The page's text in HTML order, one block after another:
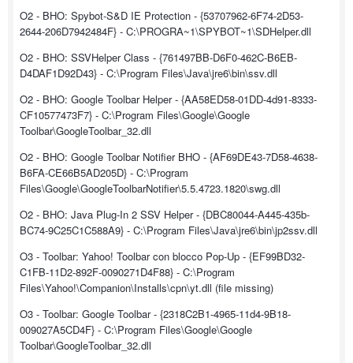
O2 - BHO: Spybot-S&D IE Protection - {53707962-6F74-2D53-
2644-206D7942484F} - C:\PROGRA~1\SPYBOT~1\SDHelper.dll
O2 - BHO: SSVHelper Class - {761497BB-D6F0-462C-B6EB-
D4DAF1D92D43} - C:\Program Files\Java\jre6\bin\ssv.dll
O2 - BHO: Google Toolbar Helper - {AA58ED58-01DD-4d91-8333-
CF10577473F7} - C:\Program Files\Google\Google
Toolbar\GoogleToolbar_32.dll
O2 - BHO: Google Toolbar Notifier BHO - {AF69DE43-7D58-4638-
B6FA-CE66B5AD205D} - C:\Program
Files\Google\GoogleToolbarNotifier\5.5.4723.1820\swg.dll
O2 - BHO: Java Plug-In 2 SSV Helper - {DBC80044-A445-435b-
BC74-9C25C1C588A9} - C:\Program Files\Java\jre6\bin\jp2ssv.dll
O3 - Toolbar: Yahoo! Toolbar con blocco Pop-Up - {EF99BD32-
C1FB-11D2-892F-0090271D4F88} - C:\Program
Files\Yahoo!\Companion\Installs\cpn\yt.dll (file missing)
O3 - Toolbar: Google Toolbar - {2318C2B1-4965-11d4-9B18-
009027A5CD4F} - C:\Program Files\Google\Google
Toolbar\GoogleToolbar_32.dll